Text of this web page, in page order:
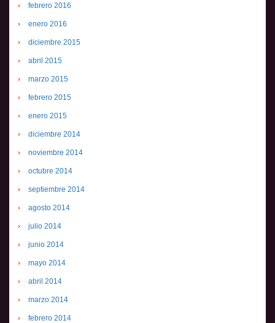
febrero 2016
enero 2016
diciembre 2015
abril 2015
marzo 2015
febrero 2015
enero 2015
diciembre 2014
noviembre 2014
octubre 2014
septiembre 2014
agosto 2014
julio 2014
junio 2014
mayo 2014
abril 2014
marzo 2014
febrero 2014